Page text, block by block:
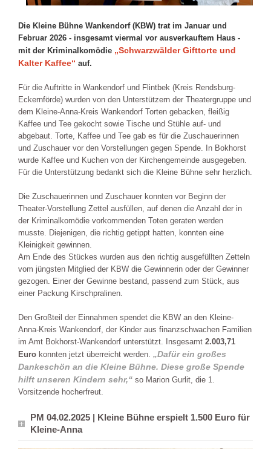
Die Kleine Bühne Wankendorf (KBW) trat im Januar und
Februar 2026 - insgesamt viermal vor ausverkauftem Haus -
mit der Kriminalkomödie „Schwarzwälder Gifttorte und
Kalter Kaffee“ auf.
Für die Auftritte in Wankendorf und Flintbek (Kreis Rendsburg-
Eckernförde) wurden von den Unterstützern der Theatergruppe und
dem Kleine-Anna-Kreis Wankendorf Torten gebacken, fleißig
Kaffee und Tee gekocht sowie Tische und Stühle auf- und
abgebaut. Torte, Kaffee und Tee gab es für die Zuschauerinnen
und Zuschauer vor den Vorstellungen gegen Spende. In Bokhorst
wurde Kaffee und Kuchen von der Kirchengemeinde ausgegeben.
Für die Unterstützung bedankt sich die Kleine Bühne sehr herzlich.
Die Zuschauerinnen und Zuschauer konnten vor Beginn der
Theater-Vorstellung Zettel ausfüllen, auf denen die Anzahl der in
der Kriminalkomödie vorkommenden Toten geraten werden
musste. Diejenigen, die richtig getippt hatten, konnten eine
Kleinigkeit gewinnen.
Am Ende des Stückes wurden aus den richtig ausgefüllten Zetteln
vom jüngsten Mitglied der KBW die Gewinnerin oder der Gewinner
gezogen. Einer der Gewinne bestand, passend zum Stück, aus
einer Packung Kirschpralinen.
Den Großteil der Einnahmen spendet die KBW an den Kleine-
Anna-Kreis Wankendorf, der Kinder aus finanzschwachen Familien
im Amt Bokhorst-Wankendorf unterstützt. Insgesamt 2.003,71
Euro konnten jetzt überreicht werden. „Dafür ein großes
Dankeschön an die Kleine Bühne. Diese große Spende
hilft unseren Kindern sehr,“ so Marion Gurlit, die 1.
Vorsitzende hocherfreut.
PM 04.02.2025 | Kleine Bühne erspielt 1.500 Euro für
Kleine-Anna